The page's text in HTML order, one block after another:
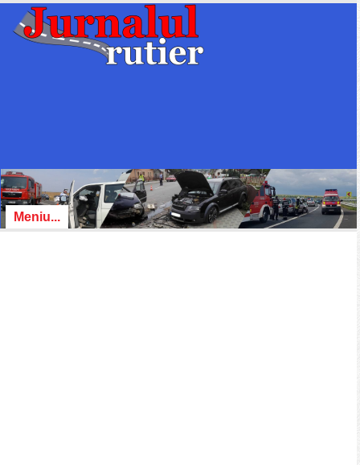
Meniu...